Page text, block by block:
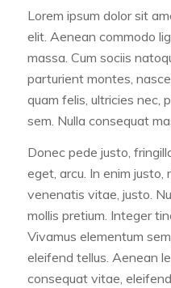
Lorem ipsum dolor sit
elit. Aenean commodo
massa. Cum sociis
parturient montes,
quam felis, ultricies nec,
sem. Nulla consequat
Donec pede justo,
eget, arcu. In enim justo,
venenatis vitae, justo.
mollis pretium. Integer
Vivamus elementum
eleifend tellus. Aenean
consequat vitae,